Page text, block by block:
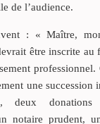
de l’audience.
: « Maître,
être inscrite au
une succession
deux donations
notaire prudent,